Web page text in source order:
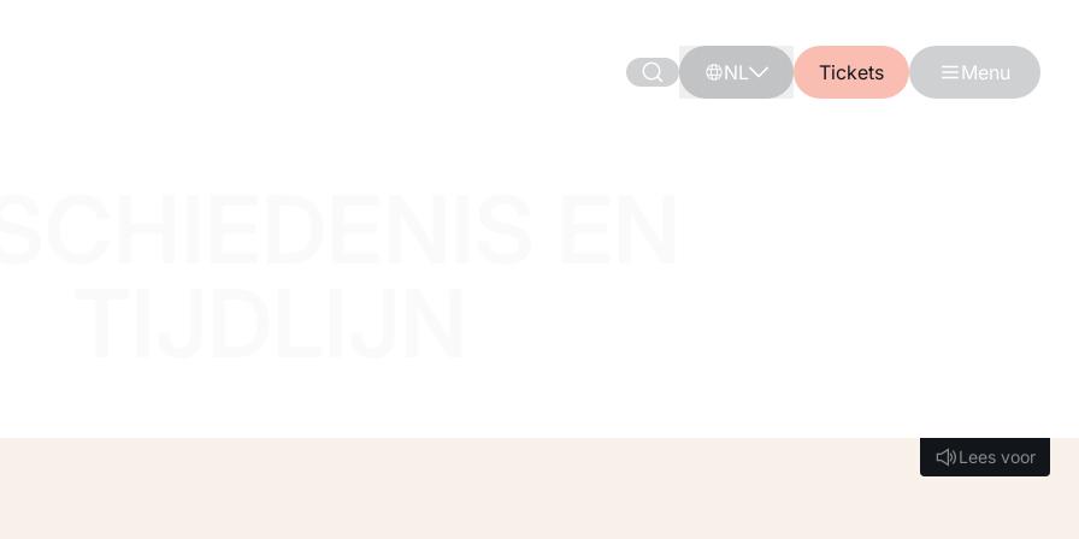
NL Tickets Menu
Lees voor
Lees voor